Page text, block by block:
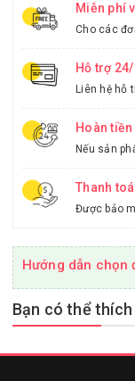
Miễn phí
Cho các
Hỗ trợ
Liên hệ hỗ
Hoàn tiền
Nếu sản
Thanh
Được bảo
Hướng dẫn chọn
Bạn có thể thích